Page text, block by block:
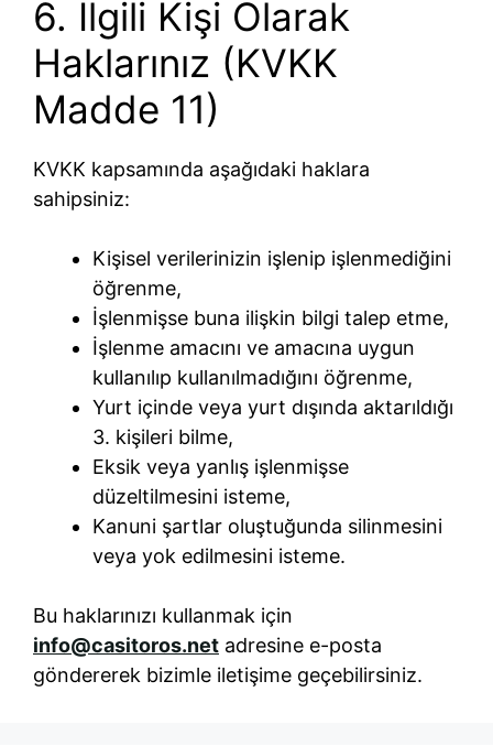
6. İlgili Kişi Olarak
Haklarınız (KVKK
Madde 11)
KVKK kapsamında aşağıdaki haklara
sahipsiniz:
Kişisel verilerinizin işlenip işlenmediğini
öğrenme,
İşlenmişse buna ilişkin bilgi talep etme,
İşlenme amacını ve amacına uygun
kullanılıp kullanılmadığını öğrenme,
Yurt içinde veya yurt dışında aktarıldığı
3. kişileri bilme,
Eksik veya yanlış işlenmişse
düzeltilmesini isteme,
Kanuni şartlar oluştuğunda silinmesini
veya yok edilmesini isteme.
Bu haklarınızı kullanmak için
info@casitoros.net adresine e-posta
göndererek bizimle iletişime geçebilirsiniz.